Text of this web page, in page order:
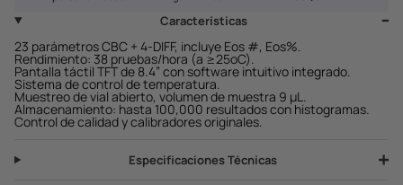
Características
23 parámetros CBC + 4-DIFF, incluye Eos #, Eos%.
Rendimiento: 38 pruebas/hora (a ≥25ºC).
Pantalla táctil TFT de 8.4” con software intuitivo integrado.
Sistema de control de temperatura.
Muestreo de vial abierto, volumen de muestra 9 µL.
Almacenamiento: hasta 100,000 resultados con histogramas.
Control de calidad y calibradores originales.
Especificaciones Técnicas